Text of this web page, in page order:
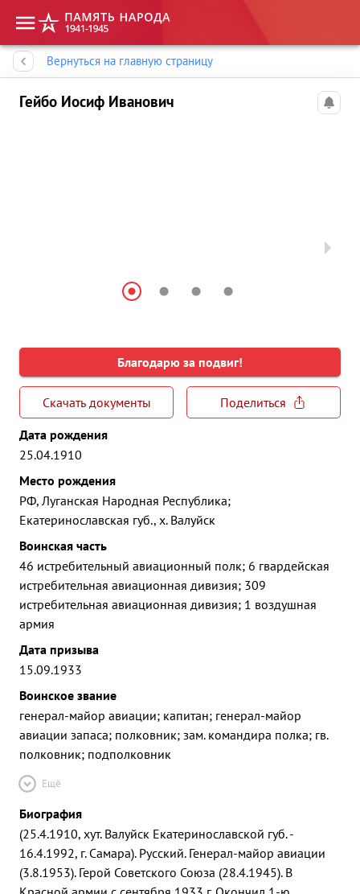
Вернуться на главную страницу
Гейбо Иосиф Иванович
Благодарю за подвиг!
Скачать документы
Поделиться
Дата рождения
25.04.1910
Место рождения
РФ, Луганская Народная Республика;
Екатеринославская губ., х. Валуйск
Воинская часть
46 истребительный авиационный полк; 6 гвардейская
истребительная авиационная дивизия; 309
истребительная авиационная дивизия; 1 воздушная
армия
Дата призыва
15.09.1933
Воинское звание
генерал-майор авиации; капитан; генерал-майор
авиации запаса; полковник; зам. командира полка; гв.
полковник; подполковник
Ещё
Биография
(25.4.1910, хут. Валуйск Екатеринославской губ. -
16.4.1992, г. Самара). Русский. Генерал-майор авиации
(3.8.1953). Герой Советского Союза (28.4.1945). В
Память народа